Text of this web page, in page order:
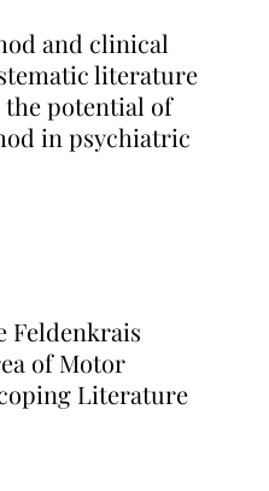
and clinical
literature
potential of
in psychiatric
Feldenkrais
of Motor
Literature